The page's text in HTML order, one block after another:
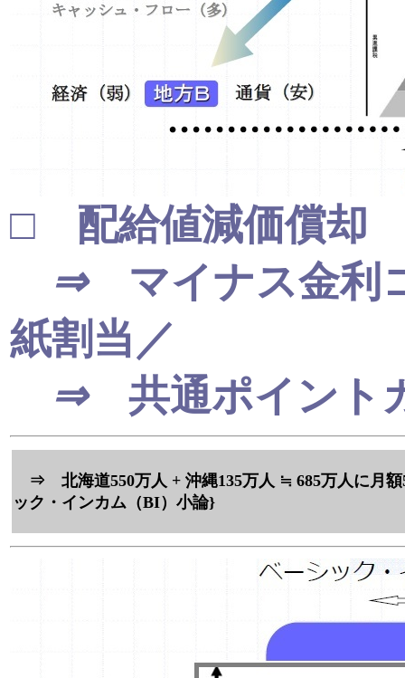
□ 配給値減価償却
⇒
マイナス金利
紙割当／
⇒
共通ポイント
⇒ 北海道550万人 + 沖縄135万人 ≒ 685万人に月額
ック・インカム（BI）小論}